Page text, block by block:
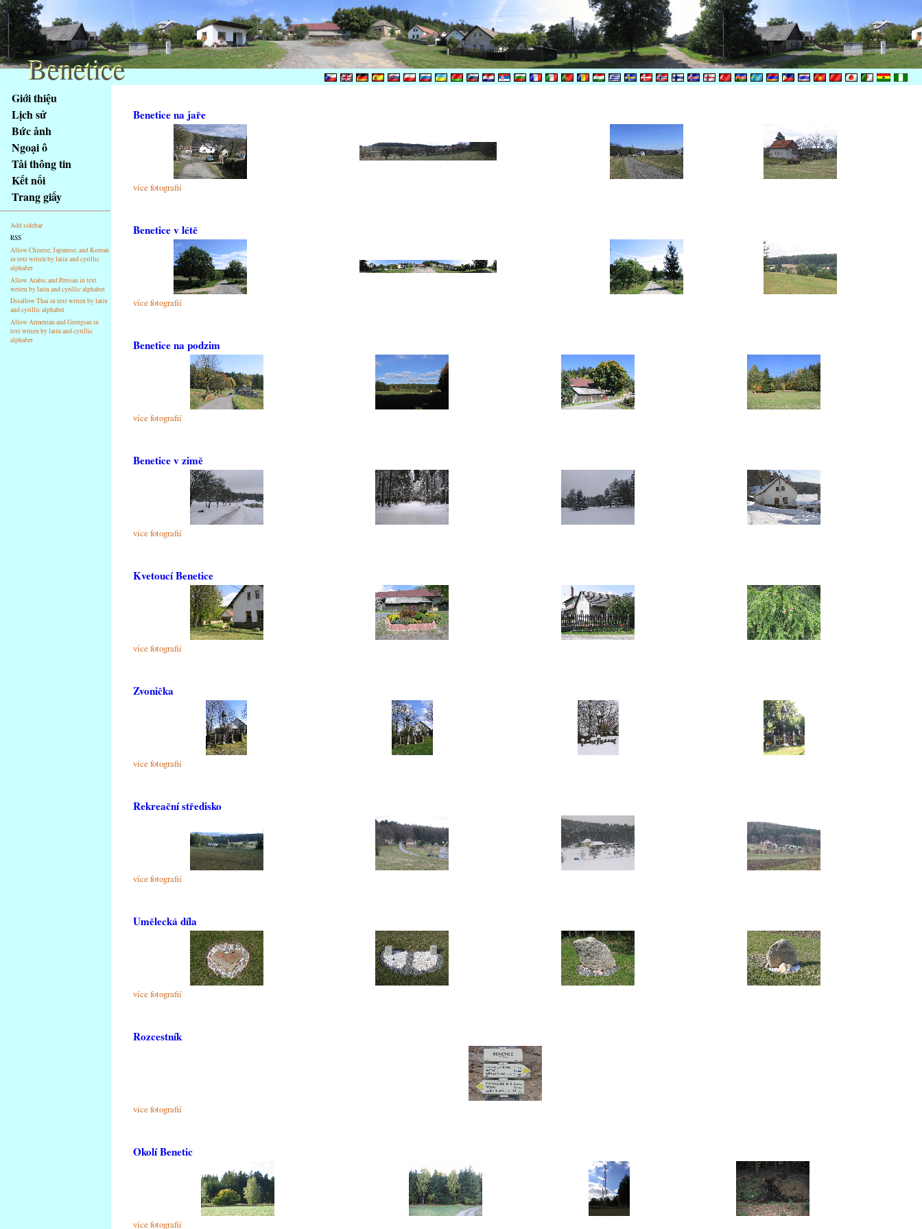
obsah
stránky
Klávesové
zkratky
tomto
webu
základní
Hlavní
strana
Giới thiệu
Lịch sử
Bức ảnh
Ngoại ô
Tải thông tin
Kết nối
Trang giấy
Add sidebar
RSS
Allow Chinese, Japanese, and Korean
in text writen by latin and cyrillic
alphabet
Allow Arabic and Persian in text
writen by latin and cyrillic alphabet
Disallow Thai in text writen by latin
and cyrillic alphabet
Allow Armenian and Georgian in
text writen by latin and cyrillic
alphabet
Benetice na jaře
více fotografií
Benetice v létě
více fotografií
Benetice na podzim
více fotografií
Benetice v zimě
více fotografií
Kvetoucí Benetice
více fotografií
Zvonička
více fotografií
Rekreační středisko
více fotografií
Umělecká díla
více fotografií
Rozcestník
více fotografií
Okolí Benetic
více fotografií
Benetice
Benetice